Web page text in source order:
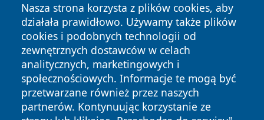
Nasza strona korzysta z plików cookies, aby
działała prawidłowo. Używamy także plików
cookies i podobnych technologii od
zewnętrznych dostawców w celach
analitycznych, marketingowych i
społecznościowych. Informacje te mogą być
przetwarzane również przez naszych
partnerów. Kontynuując korzystanie ze
Copyright © 2026 stargardlokalnie.pl Wszystkie prawa
zastrzeżone.
News Autorzy
Polityka
Polityka